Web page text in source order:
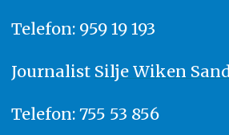
Telefon: 959 19 193
Journalist Silje Wiken
Telefon: 755 53 856